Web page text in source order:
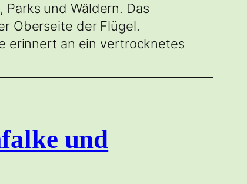
und Wäldern. Das
Oberseite der Flügel.
erinnert an ein vertrocknetes
und